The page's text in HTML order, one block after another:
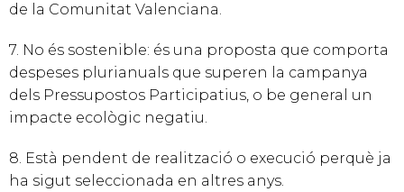
de la Comunitat Valenciana.
7. No és sostenible: és una proposta que comporta
despeses plurianuals que superen la campanya
dels Pressupostos Participatius, o be general un
impacte ecològic negatiu.
8. Està pendent de realització o execució perquè ja
ha sigut seleccionada en altres anys.